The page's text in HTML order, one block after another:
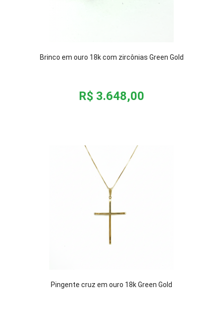
Brinco em ouro 18k com zircônias Green Gold
R$ 3.648,00
Pingente cruz em ouro 18k Green Gold